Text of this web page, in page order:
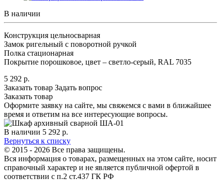
В наличии
Конструкция цельносварная
Замок ригельный с поворотной ручкой
Полка стационарная
Покрытие порошковое, цвет – светло-серый, RAL 7035
5 292 р.
Заказать товар Задать вопрос
Заказать товар
Оформите заявку на сайте, мы свяжемся с вами в ближайшее
время и ответим на все интересующие вопросы.
В наличии 5 292 р.
Вернуться к списку
© 2015 - 2026 Все права защищены.
Вся информация о товарах, размещенных на этом сайте, носит
справочный характер и не является публичной офертой в
соответствии с п.2 ст.437 ГК РФ